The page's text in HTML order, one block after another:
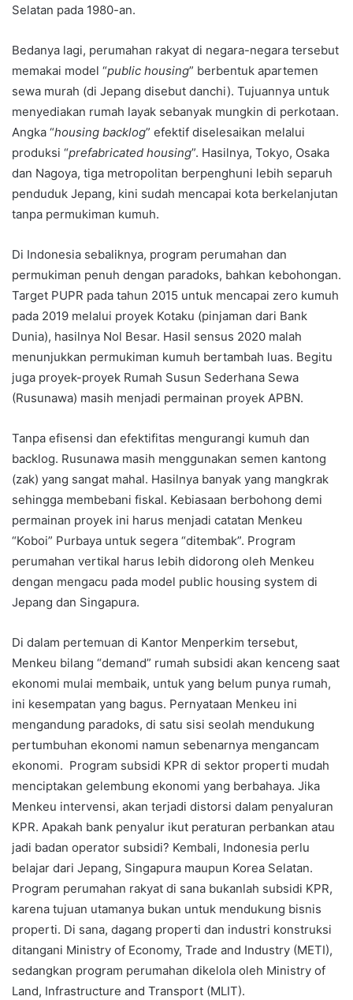
Selatan pada 1980-an.
Bedanya lagi, perumahan rakyat di negara-negara tersebut
memakai model “public housing” berbentuk apartemen
sewa murah (di Jepang disebut danchi). Tujuannya untuk
menyediakan rumah layak sebanyak mungkin di perkotaan.
Angka “housing backlog” efektif diselesaikan melalui
produksi “prefabricated housing”. Hasilnya, Tokyo, Osaka
dan Nagoya, tiga metropolitan berpenghuni lebih separuh
penduduk Jepang, kini sudah mencapai kota berkelanjutan
tanpa permukiman kumuh.
Di Indonesia sebaliknya, program perumahan dan
permukiman penuh dengan paradoks, bahkan kebohongan.
Target PUPR pada tahun 2015 untuk mencapai zero kumuh
pada 2019 melalui proyek Kotaku (pinjaman dari Bank
Dunia), hasilnya Nol Besar. Hasil sensus 2020 malah
menunjukkan permukiman kumuh bertambah luas. Begitu
juga proyek-proyek Rumah Susun Sederhana Sewa
(Rusunawa) masih menjadi permainan proyek APBN.
Tanpa efisensi dan efektifitas mengurangi kumuh dan
backlog. Rusunawa masih menggunakan semen kantong
(zak) yang sangat mahal. Hasilnya banyak yang mangkrak
sehingga membebani fiskal. Kebiasaan berbohong demi
permainan proyek ini harus menjadi catatan Menkeu
“Koboi” Purbaya untuk segera “ditembak”. Program
perumahan vertikal harus lebih didorong oleh Menkeu
dengan mengacu pada model public housing system di
Jepang dan Singapura.
Di dalam pertemuan di Kantor Menperkim tersebut,
Menkeu bilang “demand” rumah subsidi akan kenceng saat
ekonomi mulai membaik, untuk yang belum punya rumah,
ini kesempatan yang bagus. Pernyataan Menkeu ini
mengandung paradoks, di satu sisi seolah mendukung
pertumbuhan ekonomi namun sebenarnya mengancam
ekonomi. Program subsidi KPR di sektor properti mudah
menciptakan gelembung ekonomi yang berbahaya. Jika
Menkeu intervensi, akan terjadi distorsi dalam penyaluran
KPR. Apakah bank penyalur ikut peraturan perbankan atau
jadi badan operator subsidi? Kembali, Indonesia perlu
belajar dari Jepang, Singapura maupun Korea Selatan.
Program perumahan rakyat di sana bukanlah subsidi KPR,
karena tujuan utamanya bukan untuk mendukung bisnis
properti. Di sana, dagang properti dan industri konstruksi
ditangani Ministry of Economy, Trade and Industry (METI),
sedangkan program perumahan dikelola oleh Ministry of
Land, Infrastructure and Transport (MLIT).